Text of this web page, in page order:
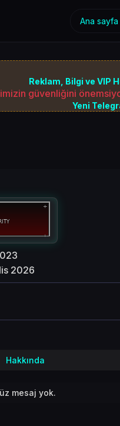
Ana sayfa
Reklam, Bilgi ve VIP
güvenliğini
Yeni
2026
Hakkında
mesaj yok.